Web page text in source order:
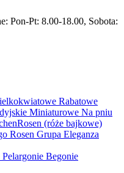
Pon-Pt: 8.00-18.00, Sobota:
Rabatowe
Miniaturowe Na pniu
(róże bajkowe)
Rosen Grupa Eleganza
Pelargonie Begonie